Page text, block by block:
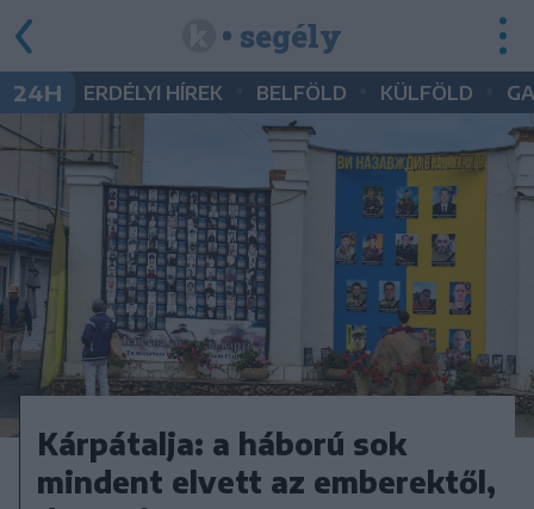
• segély
24H ERDÉLYI HÍREK BELFÖLD KÜLFÖLD
Kárpátalja: a háború sok
mindent elvett az emberektől,